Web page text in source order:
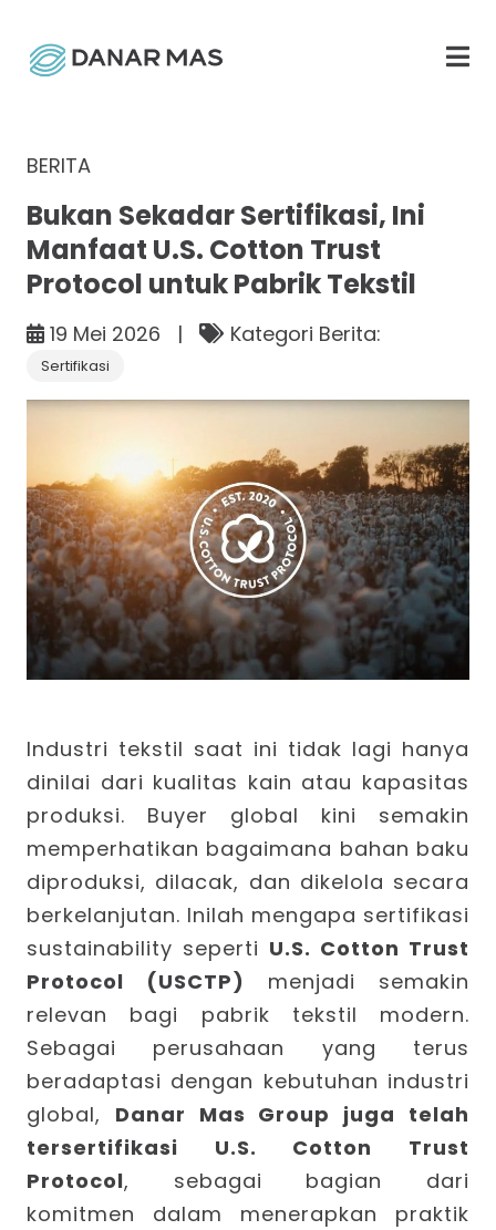
BERITA
Bukan Sekadar Sertifikasi, Ini
Manfaat U.S. Cotton Trust
Protocol untuk Pabrik Tekstil
19 Mei 2026 | Kategori Berita:
Sertifikasi
Industri tekstil saat ini tidak lagi hanya
dinilai dari kualitas kain atau kapasitas
produksi. Buyer global kini semakin
memperhatikan bagaimana bahan baku
diproduksi, dilacak, dan dikelola secara
berkelanjutan. Inilah mengapa sertifikasi
sustainability seperti U.S. Cotton Trust
Protocol (USCTP)
menjadi semakin
relevan bagi pabrik tekstil modern.
Sebagai perusahaan yang terus
beradaptasi dengan kebutuhan industri
global, Danar Mas Group juga telah
tersertifikasi U.S. Cotton Trust
Protocol, sebagai bagian dari
komitmen dalam menerapkan praktik